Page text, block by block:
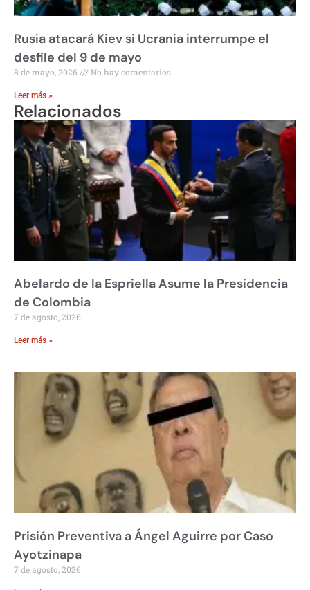
Rusia atacará Kiev si Ucrania interrumpe el
desfile del 9 de mayo
8 de mayo, 2026 No hay comentarios
Leer más »
Relacionados
Abelardo de la Espriella Asume la Presidencia
de Colombia
7 de agosto, 2026
Leer más »
Prisión Preventiva a Ángel Aguirre por Caso
Ayotzinapa
7 de agosto, 2026